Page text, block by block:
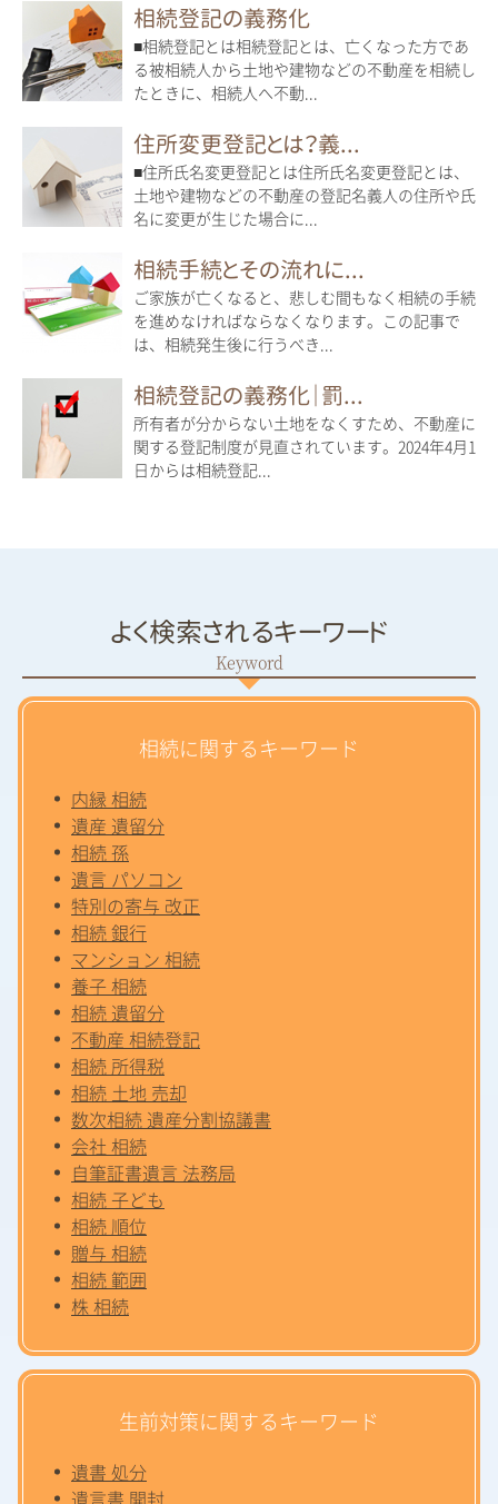
相続登記の義務化
■相続登記とは相続登記とは、亡くなった方であ
る被相続人から土地や建物などの不動産を相続し
たときに、相続人へ不動...
住所変更登記とは？義...
■住所氏名変更登記とは住所氏名変更登記とは、
土地や建物などの不動産の登記名義人の住所や氏
名に変更が生じた場合に...
相続手続とその流れに...
ご家族が亡くなると、悲しむ間もなく相続の手続
を進めなければならなくなります。この記事で
は、相続発生後に行うべき...
相続登記の義務化｜罰...
所有者が分からない土地をなくすため、不動産に
関する登記制度が見直されています。2024年4月1
日からは相続登記...
よく検索されるキーワード
相続に関するキーワード
内縁 相続
遺産 遺留分
相続 孫
遺言 パソコン
特別の寄与 改正
相続 銀行
マンション 相続
養子 相続
相続 遺留分
不動産 相続登記
相続 所得税
相続 土地 売却
数次相続 遺産分割協議書
会社 相続
自筆証書遺言 法務局
相続 子ども
相続 順位
贈与 相続
相続 範囲
株 相続
生前対策に関するキーワード
遺書 処分
遺言書 開封